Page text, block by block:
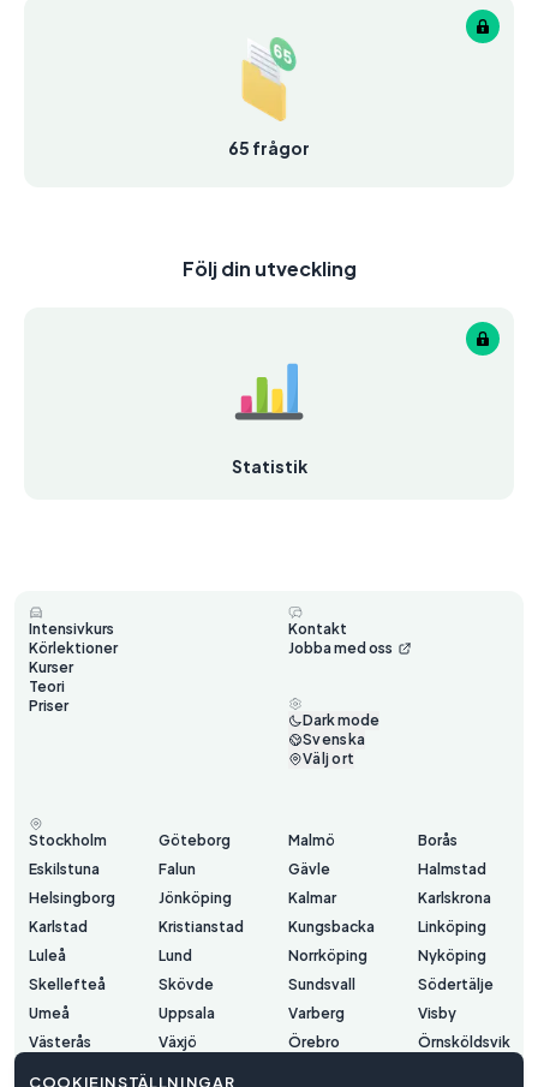
65 frågor
Följ din utveckling
Statistik
Intensivkurs
Körlektioner
Kurser
Teori
Priser
Kontakt
Jobba med oss
Dark mode
Svenska
Välj ort
Stockholm Göteborg Malmö
Borås
Eskilstuna
Falun Gävle
Halmstad
Helsingborg
Jönköping Kalmar
Karlskrona
Karlstad
Kristianstad Kungsbacka
Linköping
Luleå
Lund Norrköping
Nyköping
Skellefteå
Skövde Sundsvall
Södertälje
Umeå
Uppsala Varberg
Visby
Västerås
Växjö Örebro
Örnsköldsvik
COOKIEINSTÄLLNINGAR